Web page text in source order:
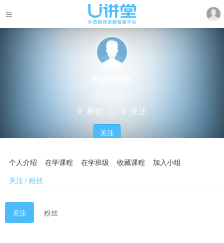
0 粉丝 0 关注
关注
个人介绍 在学课程 在学班级 收藏课程
加入小组
关注 / 粉丝
关注 粉丝